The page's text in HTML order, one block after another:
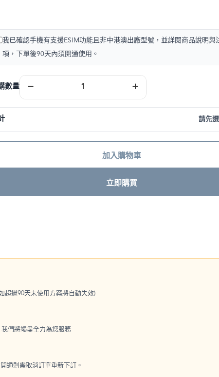
我已確認手機有支援ESIM功能且非中港澳出廠型號，並詳閱商品說明與
項，下單後90天內須開通使用。
數量 − +
請先
加入購物車
立即購買
超過90天未使用方案將自動失效)
們將竭盡全力為您服務
通則需取消訂單重新下訂。